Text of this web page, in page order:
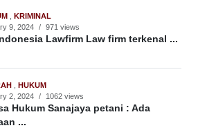
KRIMINAL
9, 2024 / 971 views
Lawfirm Law firm terkenal ...
HUKUM
2, 2024 / 1062 views
Hukum Sanajaya petani : Ada
...